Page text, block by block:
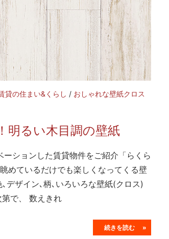
貸の住まい&くらし / おしゃれな壁紙クロス
明るい木目調の壁紙
ションした賃貸物件をご紹介「らくら
めているだけでも楽しくなってくる壁
デザイン､柄､いろいろな壁紙(クロス)
で、 数えきれ
続きを読む »